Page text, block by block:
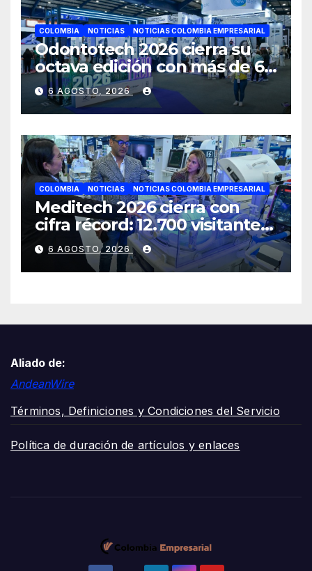
COLOMBIA NOTICIAS NOTICIAS COLOMBIA EMPRESARIAL
Odontotech 2026 cierra su
octava edición con más de 6
mil visitantes
6 AGOSTO, 2026
COLOMBIA NOTICIAS NOTICIAS COLOMBIA EMPRESARIAL
Meditech 2026 cierra con
cifra récord: 12.700 visitantes,
cerca de 300 expositores y 16
países participantes
6 AGOSTO, 2026
Aliado de:
AndeanWire
Términos, Definiciones y Condiciones del Servicio
Política de duración de artículos y enlaces